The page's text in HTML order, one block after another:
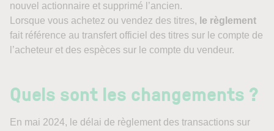
nouvel actionnaire et supprimé l’ancien.
Lorsque vous achetez ou vendez des titres, le règlement
fait référence au transfert officiel des titres sur le compte de
l’acheteur et des espèces sur le compte du vendeur.
Quels sont les changements ?
En mai 2024, le délai de règlement des transactions sur